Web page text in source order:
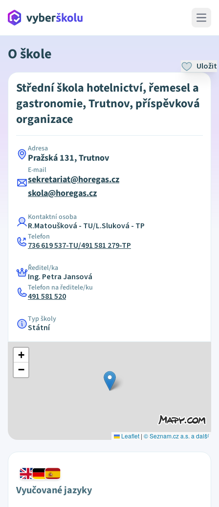
Open
O škole
Uložit
Střední škola hotelnictví, řemesel a
gastronomie, Trutnov, příspěvková
organizace
Adresa
Pražská 131, Trutnov
E-mail
sekretariat@horegas.cz
skola@horegas.cz
Kontaktní osoba
R.Matoušková - TU/L.Sluková - TP
Telefon
736 619 537-TU/491 581 279-TP
Ředitel/ka
Ing. Petra Jansová
Telefon na ředitele/ku
491 581 520
Typ školy
Státní
+
−
Leaflet | © Seznam.cz a.s. a další
Vyučované jazyky